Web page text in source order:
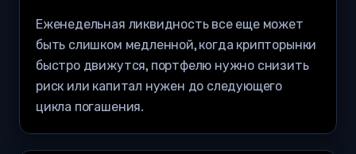
Еженедельная ликвидность все еще может
быть слишком медленной, когда крипторынки
быстро движутся, портфелю нужно снизить
риск или капитал нужен до следующего
цикла погашения.